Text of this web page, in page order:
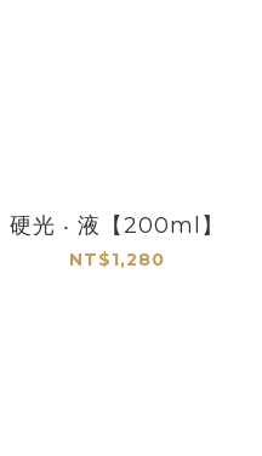
硬光 ‧ 液【200ml】
NT$1,280